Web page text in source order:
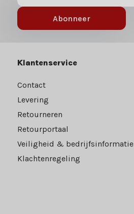
Abonneer
Klantenservice
Contact
Levering
Retourneren
Retourportaal
Veiligheid & bedrijfsinformatie
Klachtenregeling